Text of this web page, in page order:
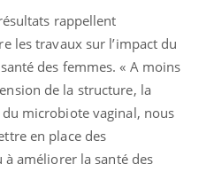
rappellent
les travaux sur l’impact du
des femmes. « A moins
de la structure, la
microbiote vaginal, nous
en place des
améliorer la santé des